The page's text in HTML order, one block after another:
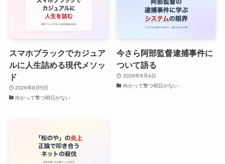
スマホブラックでカジュア
ルに人生詰める現代メソッ
ド
2026年8月5日
向かって撃つ明日がない
今さら阿部監督逮捕事件に
ついて語る
2026年8月4日
向かって撃つ明日がない